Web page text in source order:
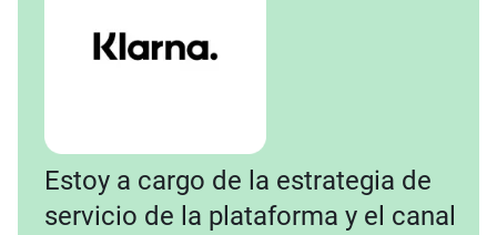
Estoy a cargo de la estrategia de
servicio de la plataforma y el canal